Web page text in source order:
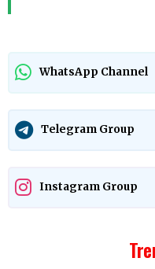
WhatsApp Channel
Telegram Group
Instagram Group